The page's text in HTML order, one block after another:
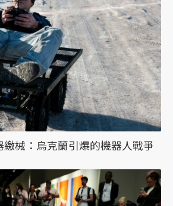
械：烏克蘭引爆的機器人戰爭